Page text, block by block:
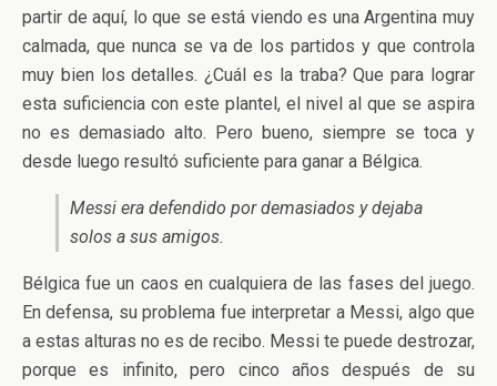
partir de aquí, lo que se está viendo es una Argentina muy
calmada, que nunca se va de los partidos y que controla
muy bien los detalles. ¿Cuál es la traba? Que para lograr
esta suficiencia con este plantel, el nivel al que se aspira
no es demasiado alto. Pero bueno, siempre se toca y
desde luego resultó suficiente para ganar a Bélgica.
Messi era defendido por demasiados y dejaba
solos a sus amigos.
Bélgica fue un caos en cualquiera de las fases del juego.
En defensa, su problema fue interpretar a Messi, algo que
a estas alturas no es de recibo. Messi te puede destrozar,
porque es infinito, pero cinco años después de su